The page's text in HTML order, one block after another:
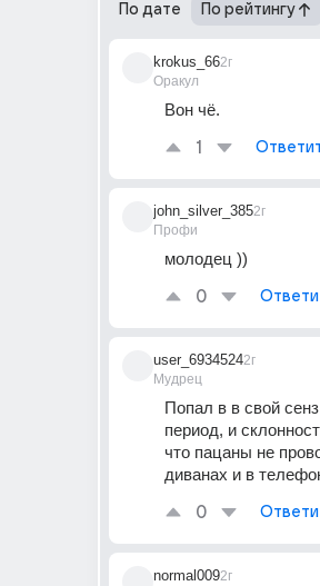
По дате По рейтингу
krokus_66
Оракул
2г
Вон чё.
1
john_silver_385
Профи
2г
молодец ))
0
user_6934524
Мудрец
2г
Попал в в свой
период, и
что пацаны не
диванах и в
0
normal0092г